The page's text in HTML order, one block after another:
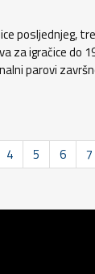
posljednjeg,
za igračice do
parovi
4 5 6 7